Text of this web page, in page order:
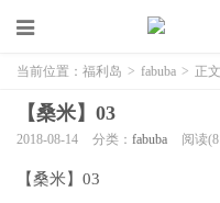
当前位置： 福利岛 > fabuba > 正文
【桑米】03
2018-08-14 分类： fabuba 阅读
【桑米】03